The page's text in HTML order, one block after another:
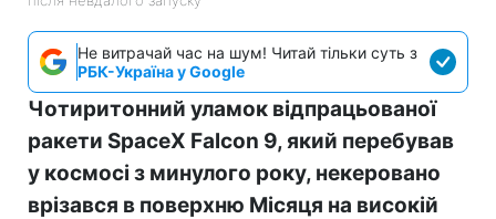
Не витрачай час на шум! Читай тільки суть з
РБК-Україна у Google
Чотиритонний уламок відпрацьованої
ракети SpaceX Falcon 9, який перебував
у космосі з минулого року, некеровано
врізався в поверхню Місяця на високій